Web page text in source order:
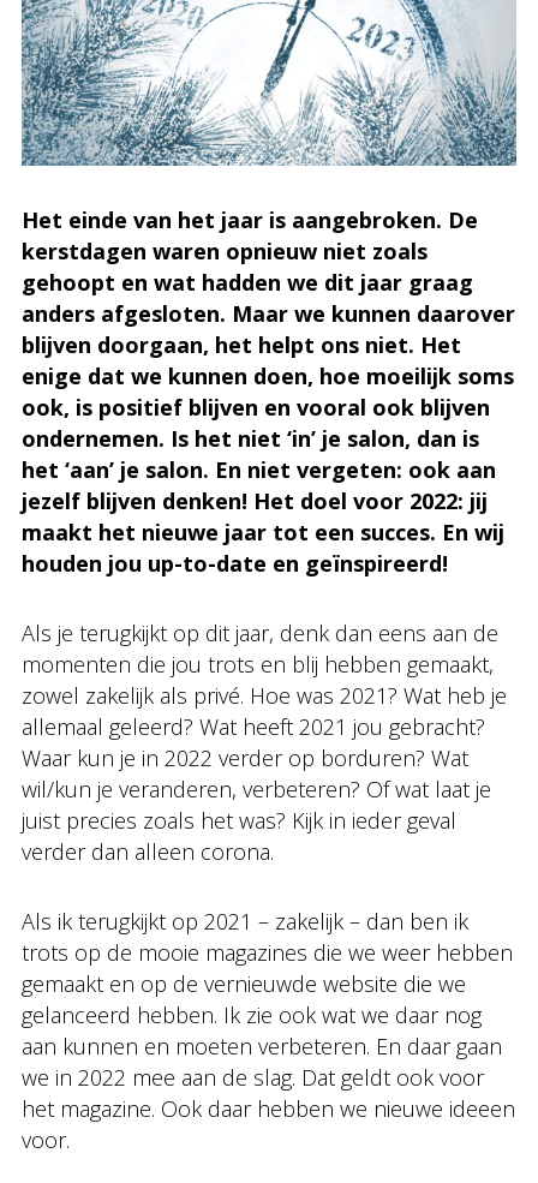
Het einde van het jaar is aangebroken. De
kerstdagen waren opnieuw niet zoals
gehoopt en wat hadden we dit jaar graag
anders afgesloten. Maar we kunnen daarover
blijven doorgaan, het helpt ons niet. Het
enige dat we kunnen doen, hoe moeilijk soms
ook, is positief blijven en vooral ook blijven
ondernemen. Is het niet ‘in’ je salon, dan is
het ‘aan’ je salon. En niet vergeten: ook aan
jezelf blijven denken! Het doel voor 2022: jij
maakt het nieuwe jaar tot een succes. En wij
houden jou up-to-date en geïnspireerd!
Als je terugkijkt op dit jaar, denk dan eens aan de
momenten die jou trots en blij hebben gemaakt,
zowel zakelijk als privé. Hoe was 2021? Wat heb je
allemaal geleerd? Wat heeft 2021 jou gebracht?
Waar kun je in 2022 verder op borduren? Wat
wil/kun je veranderen, verbeteren? Of wat laat je
juist precies zoals het was? Kijk in ieder geval
verder dan alleen corona.
Als ik terugkijkt op 2021 – zakelijk – dan ben ik
trots op de mooie magazines die we weer hebben
gemaakt en op de vernieuwde website die we
gelanceerd hebben. Ik zie ook wat we daar nog
aan kunnen en moeten verbeteren. En daar gaan
we in 2022 mee aan de slag. Dat geldt ook voor
het magazine. Ook daar hebben we nieuwe ideeen
voor.